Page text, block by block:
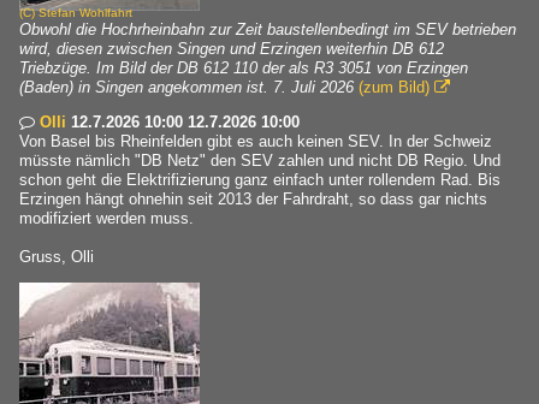
(C)Stefan Wohlfahrt
Obwohl die Hochrheinbahn zur Zeit baustellenbedingt im SEV betrieben
wird, diesen zwischen Singen und Erzingen weiterhin DB 612
Triebzüge. Im Bild der DB 612 110 der als R3 3051 von Erzingen
(Baden) in Singen angekommen ist. 7. Juli 2026 (zum Bild) 
 Olli 12.7.2026 10:00 12.7.2026 10:00
Von Basel bis Rheinfelden gibt es auch keinen SEV. In der Schweiz
müsste nämlich "DB Netz" den SEV zahlen und nicht DB Regio. Und
schon geht die Elektrifizierung ganz einfach unter rollendem Rad. Bis
Erzingen hängt ohnehin seit 2013 der Fahrdraht, so dass gar nichts
modifiziert werden muss.
Gruss, Olli